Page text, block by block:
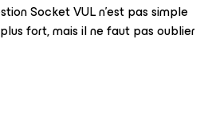
Socket VUL n’est pas simple
fort, mais il ne faut pas oublier